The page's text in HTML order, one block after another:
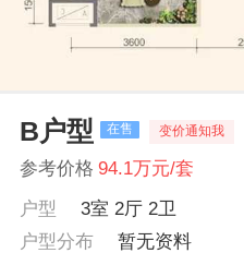
B户型 在售 变价通知我
参考价格 94.1万元/套
户型
3室 2厅 2卫
户型分布
暂无资料